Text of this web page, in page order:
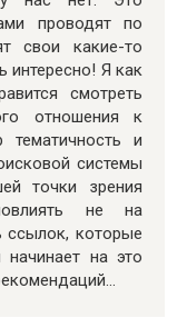
проводят по
свои какие-то
интересно! Я как
смотреть
отношения к
и
системы
точки зрения
не на
ссылок, которые
на это